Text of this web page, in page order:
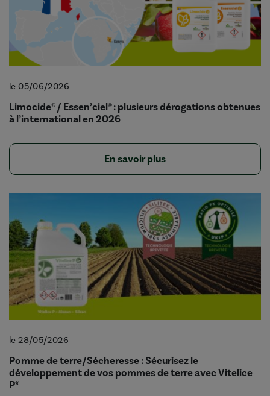
le 05/06/2026
Limocide® / Essen’ciel® : plusieurs dérogations obtenues
à l’international en 2026
En savoir plus
le 28/05/2026
Pomme de terre/Sécheresse : Sécurisez le
développement de vos pommes de terre avec Vitelice
P*